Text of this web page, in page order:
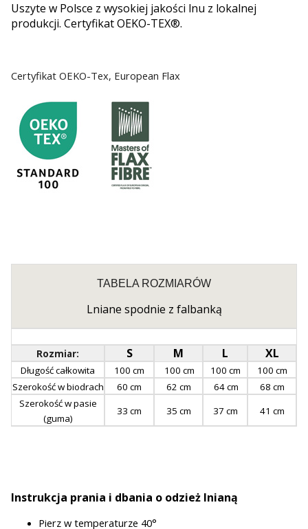
Uszyte w Polsce z wysokiej jakości lnu z lokalnej
produkcji. Certyfikat OEKO-TEX®.
Certyfikat OEKO-Tex, European Flax
TABELA ROZMIARÓW
Lniane spodnie z falbanką
Rozmiar: S M L XL
Długość całkowita 100 cm 100 cm 100 cm
100 cm
Szerokość w biodrach
60 cm 62 cm 64cm
68 cm
Szerokość w pasie
(guma)
33 cm 35 cm 37 cm 41 cm
Instrukcja prania i dbania o odzież lnianą
Pierz w temperaturze 40°